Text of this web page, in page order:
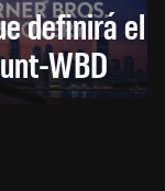
definirá el
WBD